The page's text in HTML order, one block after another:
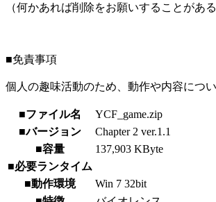
（何かあれば削除をお願いすることがあ
■免責事項
個人の趣味活動のため、動作や内容につ
■ファイル名
YCF_game.zip
■バージョン
Chapter 2 ver.1.1
■容量
137,903 KByte
■必要ランタイム
■動作環境
Win 7 32bit